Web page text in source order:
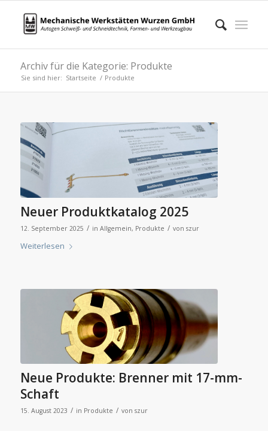
Archiv für die Kategorie: Produkte
Sie sind hier: Startseite / Produkte
Neuer Produktkatalog 2025
12. September 2025 / in Allgemein, Produkte / von szur
Weiterlesen
Neue Produkte: Brenner mit 17-mm-
Schaft
15. August 2023 / in Produkte / von szur